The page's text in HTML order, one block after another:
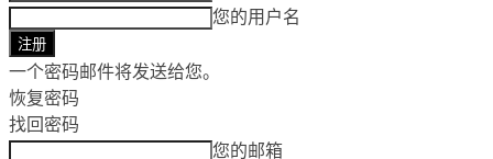
您的用户名
一个密码邮件将发送给您。
恢复密码
找回密码
您的邮箱